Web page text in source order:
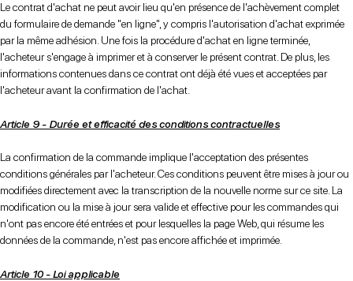
Le contrat d'achat ne peut avoir lieu qu'en présence de l'achèvement complet
du formulaire de demande "en ligne", y compris l'autorisation d'achat exprimée
par la même adhésion. Une fois la procédure d'achat en ligne terminée,
l'acheteur s'engage à imprimer et à conserver le présent contrat. De plus, les
informations contenues dans ce contrat ont déjà été vues et acceptées par
l'acheteur avant la confirmation de l'achat.
Article 9 - Durée et efficacité des conditions contractuelles
La confirmation de la commande implique l'acceptation des présentes
conditions générales par l'acheteur. Ces conditions peuvent être mises à jour ou
modifiées directement avec la transcription de la nouvelle norme sur ce site. La
modification ou la mise à jour sera valide et effective pour les commandes qui
n'ont pas encore été entrées et pour lesquelles la page Web, qui résume les
données de la commande, n'est pas encore affichée et imprimée.
Article 10 - Loi applicable